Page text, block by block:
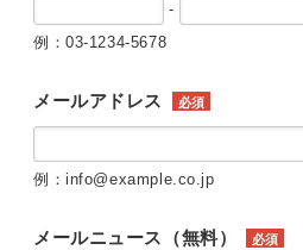
-
例：03-1234-5678
メールアドレス 必須
例：info@example.co.jp
メールニュース（無料） 必須